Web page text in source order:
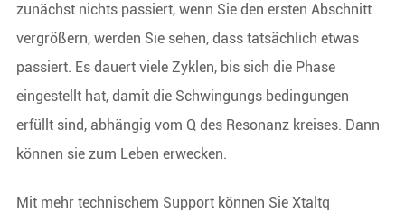
zunächst nichts passiert, wenn Sie den ersten Abschnitt
vergrößern, werden Sie sehen, dass tatsächlich etwas
passiert. Es dauert viele Zyklen, bis sich die Phase
eingestellt hat, damit die Schwingungs bedingungen
erfüllt sind, abhängig vom Q des Resonanz kreises. Dann
können sie zum Leben erwecken.
Mit mehr technischem Support können Sie Xtaltq